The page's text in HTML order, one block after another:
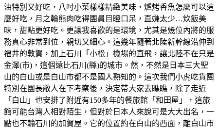
油特別又好吃，八吋小菜樣樣精緻美味，爐烤香魚怎麼可以這
麼好吃，月之輪熊肉吃得團員目瞪口呆，直嫌太少…炊飯美
味，甜點更好吃。更讓我喜歡的是環境，尤其是幾位內將的服
務真心非常到位，親切又細心。這幾年隨著北陸新幹線沿伸到
福井的敦賀，加上石川「小松」機場的直飛，讓北陸不在只是
金澤(市)，這個遠比石川(縣)的城市。然，不然是日本三大聖
山的白山或是白山市都不是國人熟知的。這次我們小虎吃貨團
特別在團長敝人在下考察後，決定帶大家去瞧瞧，除了走近
「白山」也安排了附近有150多年的餐旅館「和田屋」，這旅
館可能台灣人相對陌生，但對於日本人來說可是大大出名，一
點也不輸石川的加賀屋。它的位置約在白山的西面，離白山市